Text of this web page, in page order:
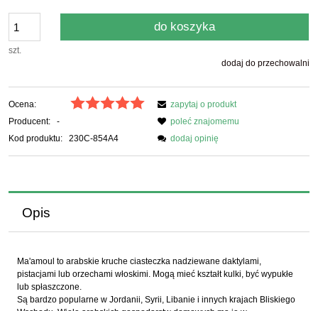
szt.
do koszyka
dodaj do przechowalni
Ocena:
Producent:
-
Kod produktu:
230C-854A4
zapytaj o produkt
poleć znajomemu
dodaj opinię
Opis
Ma'amoul to arabskie kruche ciasteczka nadziewane daktylami,
pistacjami lub orzechami włoskimi. Mogą mieć kształt kulki, być wypukłe
lub spłaszczone.
Są bardzo popularne w Jordanii, Syrii, Libanie i innych krajach Bliskiego